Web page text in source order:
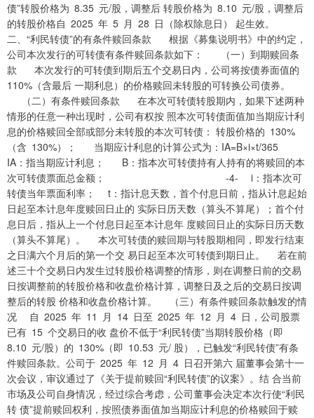
债”转股价格为 8.35 元/股，调整后 转股价格为 8.10 元/股，调整后
的转股价格自 2025 年 5 月 28 日（除权除息日） 起生效。
二、“利民转债”的有条件赎回条款 根据《募集说明书》中的约定，
公司本次发行的可转债有条件赎回条款如下： （一）到期赎回条
款 本次发行的可转债到期后五个交易日内，公司将按债券面值的
110%（含最后 一期利息）的价格赎回未转股的可转换公司债券。
（二）有条件赎回条款 在本次可转债转股期内，如果下述两种
情形的任意一种出现时，公司有权按 照本次可转债面值加当期应计利
息的价格赎回全部或部分未转股的本次可转债： 转股价格的 130%
（含 130%）； 当期应计利息的计算公式为：IA=B×i×t/365
IA：指当期应计利息； B：指本次可转债持有人持有的将赎回的本
次可转债票面总金额； -4- i：指本次可
转债当年票面利率； t：指计息天数，首个付息日前，指从计息起始
日起至本计息年度赎回日止的 实际日历天数（算头不算尾）；首个付
息日后，指从上一个付息日起至本计息年 度赎回日止的实际日历天数
（算头不算尾）。 本次可转债的赎回期与转股期相同，即发行结束
之日满六个月后的第一个交 易日起至本次可转债到期日止。 若在前
述三十个交易日内发生过转股价格调整的情形，则在调整日前的交易
日按调整前的转股价格和收盘价格计算，调整日及之后的交易日按调
整后的转股 价格和收盘价格计算。 （三）有条件赎回条款触发的情
况 自 2025 年 11 月 14 日至 2025 年 12 月 4 日，公司股票
已有 15 个交易日的收 盘价不低于“利民转债”当期转股价格（即
8.10 元/股）的 130%（即 10.53 元/ 股），已触发“利民转债”有条
件赎回条款。公司于 2025 年 12 月 4 日召开第六 届董事会第十一
次会议，审议通过了《关于提前赎回“利民转债”的议案》。结 合当前
市场及公司自身情况，经过综合考虑，公司董事会决定本次行使“利民
转 债”提前赎回权利，按照债券面值加当期应计利息的价格赎回于赎